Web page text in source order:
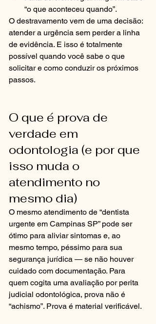
“o que aconteceu quando”.
O destravamento vem de uma decisão:
atender a urgência sem perder a linha
de evidência. E isso é totalmente
possível quando você sabe o que
solicitar e como conduzir os próximos
passos.
O que é prova de
verdade em
odontologia (e por que
isso muda o
atendimento no
mesmo dia)
O mesmo atendimento de “dentista
urgente em Campinas SP” pode ser
ótimo para aliviar sintomas e, ao
mesmo tempo, péssimo para sua
segurança jurídica — se não houver
cuidado com documentação. Para
quem cogita uma avaliação por perita
judicial odontológica, prova não é
“achismo”. Prova é material verificável.